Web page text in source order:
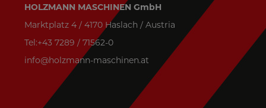
HOLZMANN MASCHINEN GmbH
Marktplatz 4 / 4170 Haslach / Austria
Tel:+43 7289 / 71562-0
info@holzmann-maschinen.at